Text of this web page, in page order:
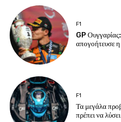
F1
GP
απογοήτευσε
F1
Τα μεγάλα
πρέπει να